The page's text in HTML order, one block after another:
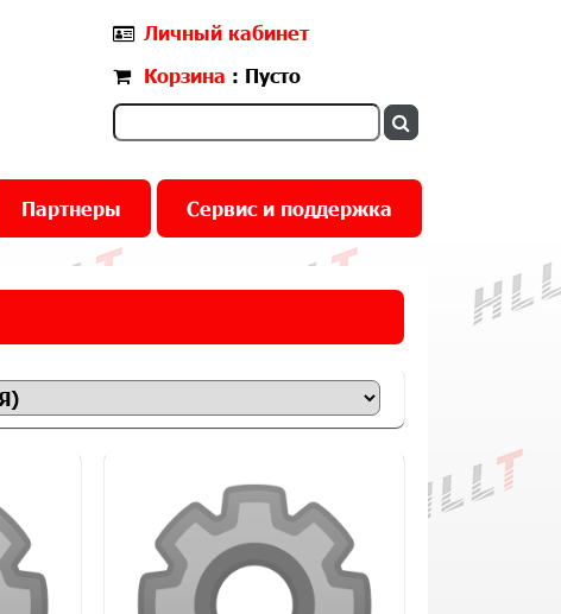
Личный кабинет
Корзина : Пусто
Партнеры Сервис и поддержка